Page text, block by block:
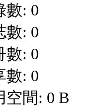
數: 0
數: 0
數: 0
數: 0
空間: 0 B